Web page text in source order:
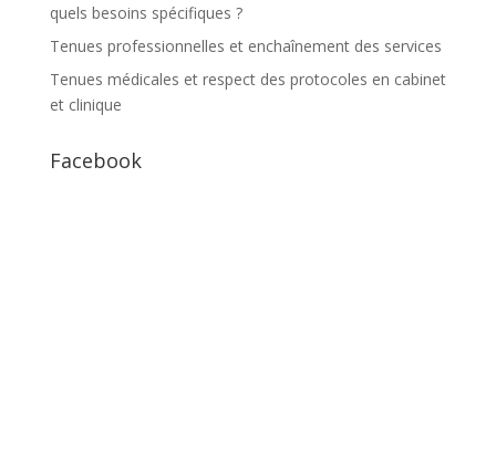
quels besoins spécifiques ?
Tenues professionnelles et enchaînement des services
Tenues médicales et respect des protocoles en cabinet
et clinique
Facebook